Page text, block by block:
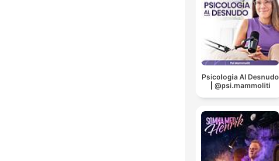
Psicologia Al Desnudo
| @psi.mammoliti